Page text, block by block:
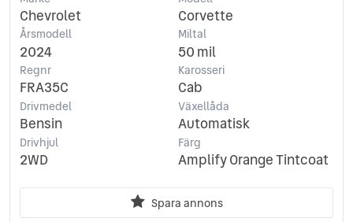
Chevrolet Corvette
Årsmodell
2024
Miltal
50 mil
Regnr
FRA35C
Karosseri
Cab
Drivmedel
Bensin
Växellåda
Automatisk
Drivhjul
2WD
Färg
Amplify Orange Tintcoat
Spara annons